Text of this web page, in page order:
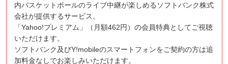
内バスケットボールのライブ中継が楽しめるソフトバンク株式
会社が提供するサービス。
「Yahoo!プレミアム」（月額462円）の会員特典としてご視聴
いただけます。
ソフトバンク及びY!mobileのスマートフォンをご契約の方は追
加料金なしでお楽しみいただけます。